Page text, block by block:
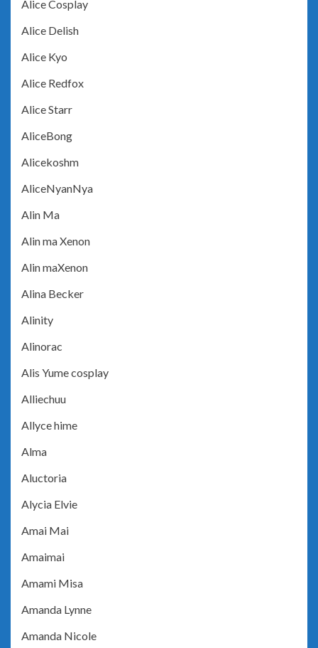
Alice Cosplay
Alice Delish
Alice Kyo
Alice Redfox
Alice Starr
AliceBong
Alicekoshm
AliceNyanNya
Alin Ma
Alin ma Xenon
Alin maXenon
Alina Becker
Alinity
Alinorac
Alis Yume cosplay
Alliechuu
Allyce hime
Alma
Aluctoria
Alycia Elvie
Amai Mai
Amaimai
Amami Misa
Amanda Lynne
Amanda Nicole